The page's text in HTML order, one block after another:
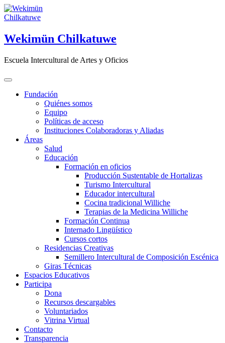
Saltar
al
Wekimün Chilkatuwe
Escuela Intercultural de Artes y Oficios
Fundación
Quiénes somos
Equipo
Políticas de acceso
Instituciones Colaboradoras y Aliadas
Áreas
Salud
Educación
Formación en oficios
Producción Sustentable de Hortalizas
Turismo Intercultural
Educador intercultural
Cocina tradicional Williche
Terapias de la Medicina Williche
Formación Continua
Internado Lingüístico
Cursos cortos
Residencias Creativas
Semillero Intercultural de Composición Escénica
Giras Técnicas
Espacios Educativos
Participa
Dona
Recursos descargables
Voluntariados
Vitrina Virtual
Contacto
Transparencia